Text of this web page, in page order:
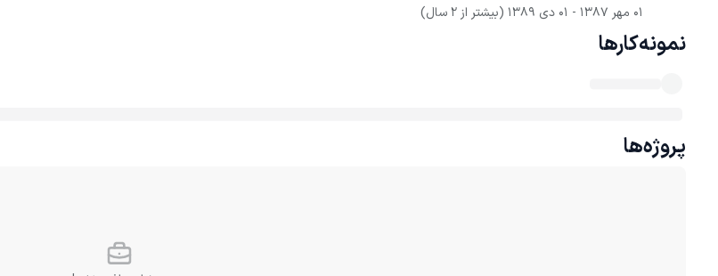
01 مهر 1387
- 01 دی 1389 (بیشتر از 2 سال)
نمونه‌کارها
پروژه‌ها